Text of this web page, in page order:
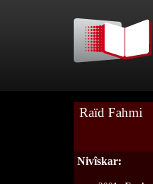
Raïd Fahmi
Nivîskar: